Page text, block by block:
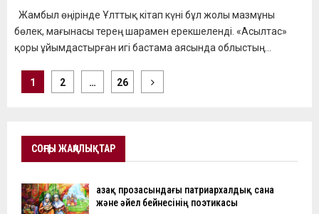
Жамбыл өңірінде Ұлттық кітап күні бұл жолы мазмұны
бөлек, мағынасы терең шарамен ерекшеленді. «Асылтас»
қоры ұйымдастырған игі бастама аясында облыстың...
Пагинация
1 2 … 26
СОҢҒЫ ЖАҢАЛЫҚТАР
Қазақ прозасындағы патриархалдық сана
және әйел бейнесінің поэтикасы